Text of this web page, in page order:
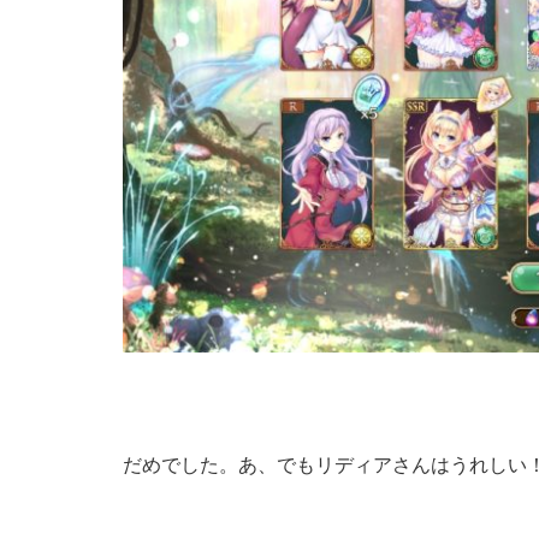
だめでした。あ、でもリディアさんはうれしい